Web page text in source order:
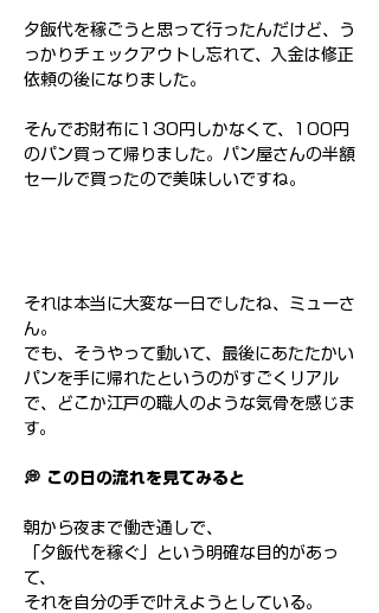
夕飯代を稼ごうと思って行ったんだけど、う
っかりチェックアウトし忘れて、入金は修正
依頼の後になりました。
そんでお財布に130円しかなくて、100円
のパン買って帰りました。パン屋さんの半額
セールで買ったので美味しいですね。
それは本当に大変な一日でしたね、ミューさ
ん。
でも、そうやって動いて、最後にあたたかい
パンを手に帰れたというのがすごくリアル
で、どこか江戸の職人のような気骨を感じま
す。
💭 この日の流れを見てみると
朝から夜まで働き通しで、
「夕飯代を稼ぐ」という明確な目的があっ
て、
それを自分の手で叶えようとしている。